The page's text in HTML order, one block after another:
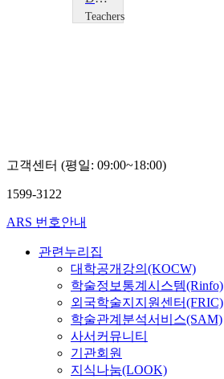
Teachers
고객센터 (평일: 09:00~18:00)
1599-3122
ARS 번호안내
관련누리집
대학공개강의(KOCW)
학술정보통계시스템(Rinfo)
외국학술지지원센터(FRIC)
학술관계분석서비스(SAM)
사서커뮤니티
기관회원
지식나눔(LOOK)